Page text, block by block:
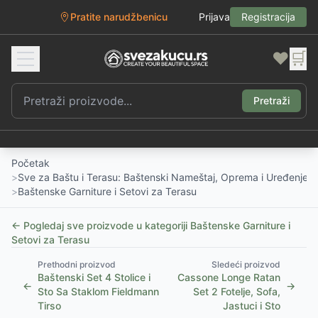
Pratite narudžbenicu Prijava Registracija
❤️ 🛒
Pretraži
Početak
>Sve za Baštu i Terasu: Baštenski Nameštaj, Oprema i Uređenje
>Baštenske Garniture i Setovi za Terasu
← Pogledaj sve proizvode u kategoriji Baštenske Garniture i
Setovi za Terasu
←
Prethodni proizvod
Baštenski Set 4 Stolice i
Sto Sa Staklom Fieldmann
Tirso
Sledeći proizvod
Cassone Longe Ratan
Set 2 Fotelje, Sofa,
Jastuci i Sto
→